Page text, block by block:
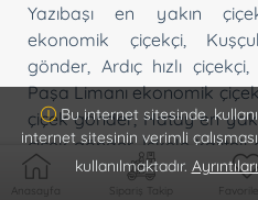
Yazıbaşı en yakın
ekonomik çiçekçi,
gönder
Ardıç hızlı çiçekçi
Paşa Limanı ekonomik
çiçek gönder, Hatay en
çiçek gönder, İskele kaliteli
gönder,Çeşme Altı hesaplı
Anasayfa Sipariş Takip
Bu internet sitesinde,
internet sitesinin verimli
kullanılmaktadır.